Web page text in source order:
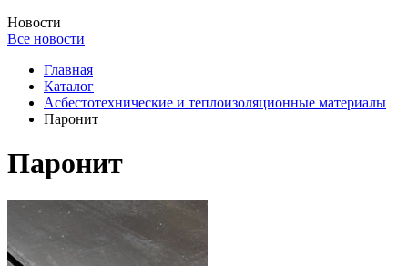
Новости
Все новости
Главная
Каталог
Асбестотехнические и теплоизоляционные материалы
Паронит
Паронит